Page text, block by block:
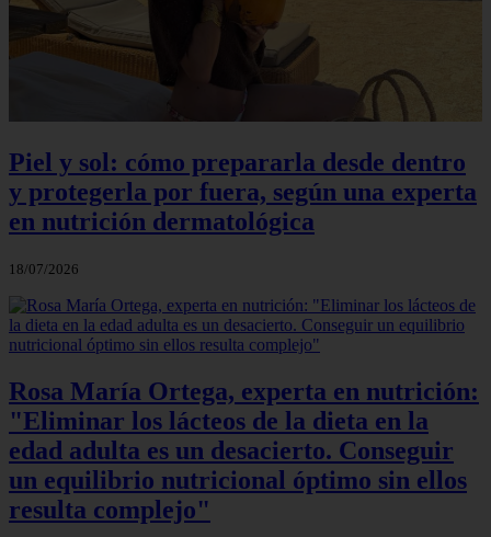
Piel y sol: cómo prepararla desde dentro
y protegerla por fuera, según una experta
en nutrición dermatológica
18/07/2026
Rosa María Ortega, experta en nutrición:
"Eliminar los lácteos de la dieta en la
edad adulta es un desacierto. Conseguir
un equilibrio nutricional óptimo sin ellos
resulta complejo"